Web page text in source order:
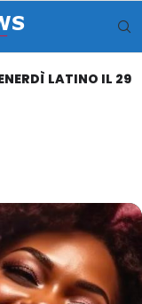
LATINO IL 29